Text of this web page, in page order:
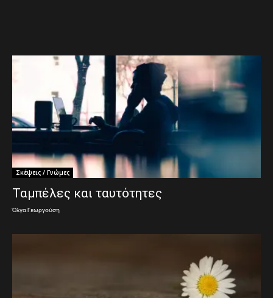
Σκέψεις / Γνώμες
Ταμπέλες και ταυτότητες
Όλγα Γεωργούση